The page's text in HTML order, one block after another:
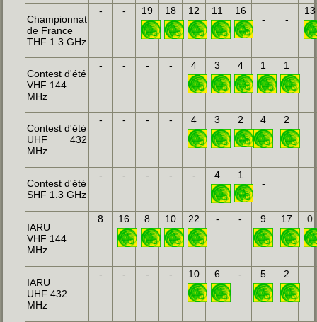
Championnat
de France
THF 1.3 GHz
- - 19 18 12 11 16
- -
13
Contest d'été
VHF 144
MHz
- - - - 4 3 4 1 1
Contest d'été
UHF 432
MHz
- - - - 4 3 2 4 2
Contest d'été
SHF 1.3 GHz
- - - - - 4 1
-
IARU
VHF 144
MHz
8 16 8 10 22 - - 9 17 0
IARU
UHF 432
MHz
- - - - 10 6 - 5 2